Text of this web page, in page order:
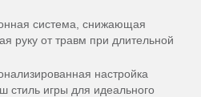
система, снижающая
руку от травм при длительной
настройка
стиль игры для идеального